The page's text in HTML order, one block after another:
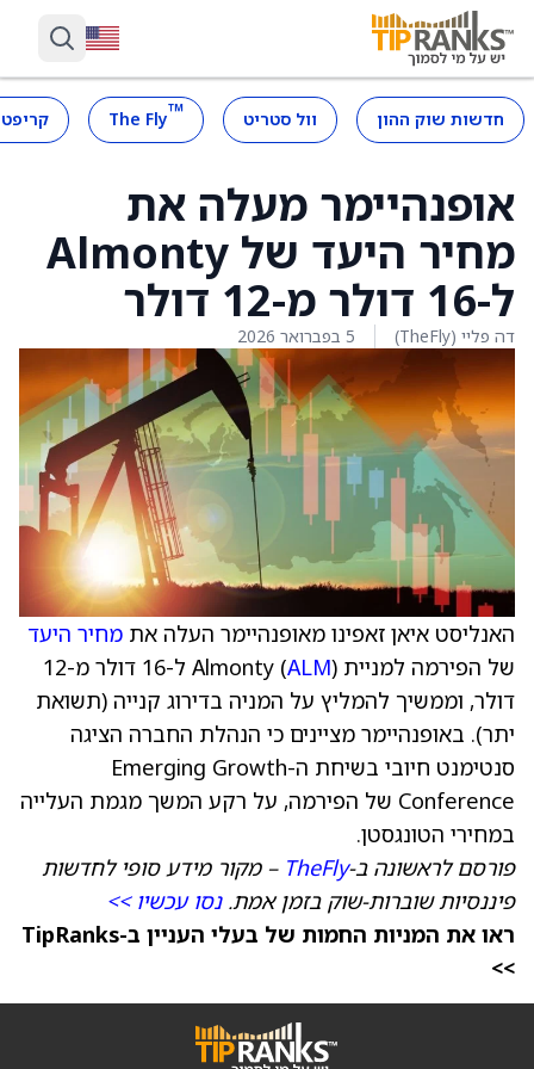
חדשות שוק ההון וול סטריט ™
The Fly
אופנהיימר מעלה את
מחיר היעד של Almonty
ל-16 דולר מ-12 דולר
דה פליי (TheFly) 5 בפברואר 2026
האנליסט איאן זאפינו מאופנהיימר העלה את מחיר היעד
של הפירמה למניית Almonty ( ALM
) ל-16 דולר מ-12
דולר, וממשיך להמליץ על המניה בדירוג קנייה (תשואת
יתר). באופנהיימר מציינים כי הנהלת החברה הציגה
סנטימנט חיובי בשיחת ה-Emerging Growth
Conference של הפירמה, על רקע המשך מגמת העלייה
במחירי הטונגסטן.
פורסם לראשונה ב-TheFly – מקור מידע סופי לחדשות
פיננסיות שוברות-שוק בזמן אמת.נסו עכשיו >>
ראו את המניות החמות של בעלי העניין ב-TipRanks
>>